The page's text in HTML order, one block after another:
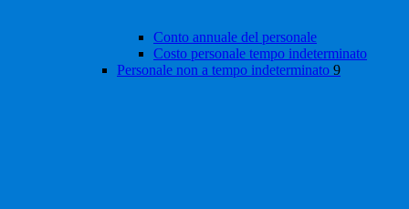
Conto annuale del personale
Costo personale tempo indeterminato
Personale non a tempo indeterminato 9